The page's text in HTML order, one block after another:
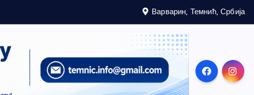
Варварин, Темнић, Србија